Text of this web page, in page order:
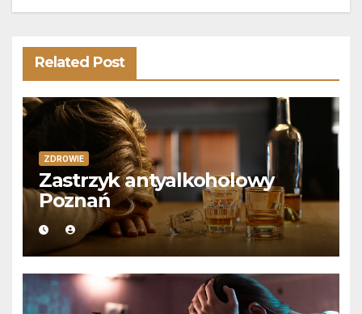
Related Post
ZDROWIE
Zastrzyk antyalkoholowy
Poznań